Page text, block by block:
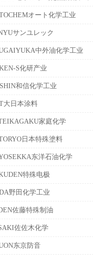
オート化学工业
サンユレック
中外油化学工业
S化研产业
和信化学工业
大日本涂料
家庭化学
日本特殊塗料
东洋石油化学
特殊电极
野田化学工业
佐藤特殊制油
佐佐木化学
东京防音